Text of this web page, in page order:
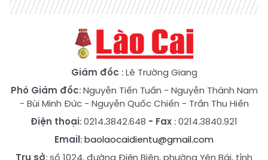
Giám đốc : Lê Trường Giang
Phó Giám đốc:Nguyễn Tiến Tuấn - Nguyễn Thành Nam
- Bùi Minh Đức- Nguyễn Quốc Chiến - Trần Thu Hiền
Điện thoại: 0214.3842.648 - Fax : 0214.3840.921
Email:baolaocaidientu@gmail.com
Trụ sở: số 1024, đường Điện Biên, phường Yên Bái, tỉnh